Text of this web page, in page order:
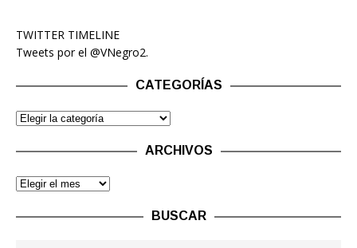
TWITTER TIMELINE
Tweets por el @VNegro2.
CATEGORÍAS
ARCHIVOS
BUSCAR